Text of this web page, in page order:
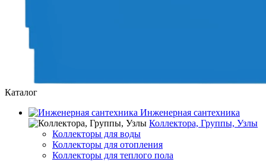
Каталог
Инженерная сантехника
Коллектора, Группы, Узлы
Коллекторы для воды
Коллекторы для отопления
Коллекторы для теплого пола